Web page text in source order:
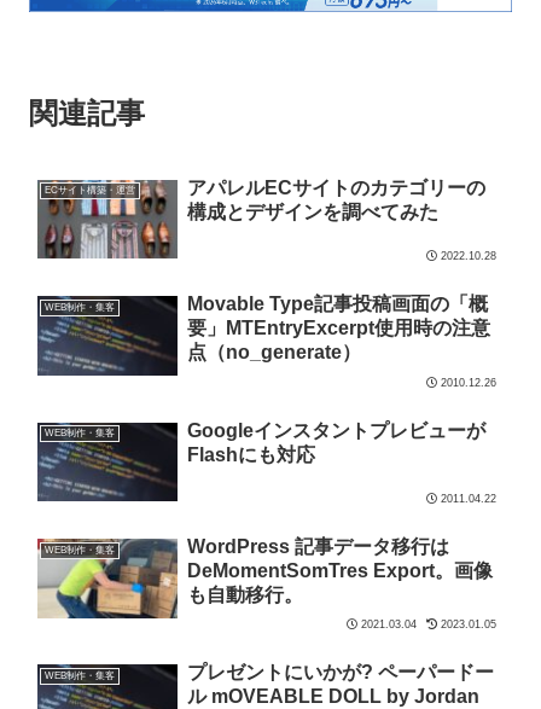
関連記事
ECサイト構築・運営
アパレルECサイトのカテゴリーの
構成とデザインを調べてみた
2022.10.28
WEB制作・集客
Movable Type記事投稿画面の「概
要」MTEntryExcerpt使用時の注意
点（no_generate）
2010.12.26
WEB制作・集客
Googleインスタントプレビューが
Flashにも対応
2011.04.22
WEB制作・集客
WordPress 記事データ移行は
DeMomentSomTres Export。画像
も自動移行。
2021.03.04 2023.01.05
WEB制作・集客
プレゼントにいかが? ペーパードー
ル mOVEABLE DOLL by Jordan